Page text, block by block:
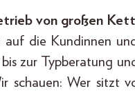
von großen
auf die Kundinnen
zur Typberatung
schauen: Wer sitzt